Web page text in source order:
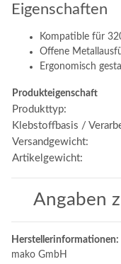
Eigenschaften
Kompatible für
Offene
Ergonomisch
Produkteigenschaft
Produkttyp:
Klebstoffbasis /
Versandgewicht:
Artikelgewicht:
Angaben
Herstellerinformationen:
mako GmbH